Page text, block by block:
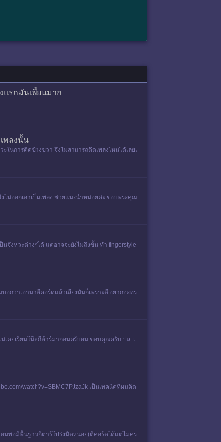
แรกมันเพี้ยนมาก
พลงนั้น
นการดีดข้างขวา จึงไม่สามารถดีดเพลงไหนได้เลยเ
ม่ออกเอาเป็นเพลง ช่วยแนะนำหน่อยค่ะ ขอบพระคุณ
นจังหวะต่างๆได้ แต่อาจจะยังไม่ถึงขั้น ทำ fingerstyle
กว่าเอามาตีคอร์ดแล้วเสียงมันก็เพราะดี​ อยากจะทร
เคยเรียนโน๊ตกีต้าร์มาก่อนครับผม ขอบคุณครับ ปล. เ
watch?v=SBMC7PJzaJk เป็นเทคนิคที่ผมคิด
มพอมีพื้นฐานกีตาร์โปร่งนิดหน่อย(ตีคอร์ดได้แต่ไม่คร